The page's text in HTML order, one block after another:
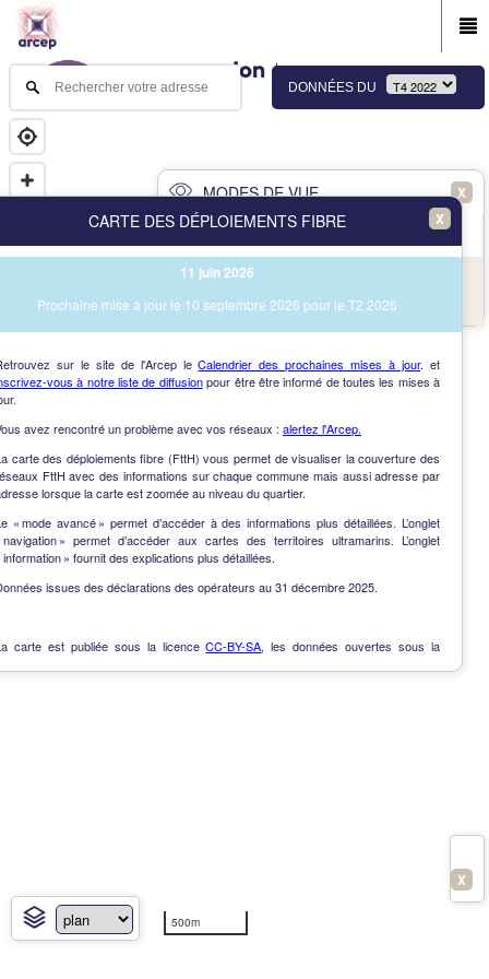
500m
DONNÉES DU
MODES DE VUE X
Vue des immeubles et des communes
X
CARTE DES DÉPLOIEMENTS FIBRE
11 juin 2026
Prochaine mise à jour le 10 septembre 2026 pour le T2 2026
sur le site de l'Arcep leCalendrier des prochaines mises à jour. et
vous à notre liste de diffusionpour être être informé de toutes les mises à
avez rencontré un problème avec vos réseaux : alertez l'Arcep.
carte des déploiements fibre (FttH) vous permet de visualiser la couverture des
FttH avec des informations sur chaque commune mais aussi adresse par
lorsque la carte est zoomée au niveau du quartier.
« mode avancé » permet d’accéder à des informations plus détaillées. L’onglet
navigation » permet d’accéder aux cartes des territoires ultramarins. L’onglet
information » fournit des explications plus détaillées.
issues des déclarations des opérateurs au 31 décembre 2025.
carte est publiée sous la licenceCC-BY-SA, les données ouvertes sous la
X
NAV